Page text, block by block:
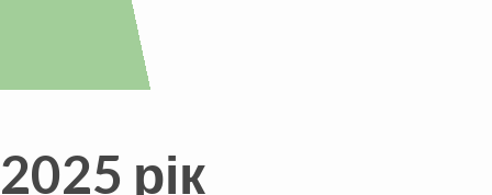
2025 рік